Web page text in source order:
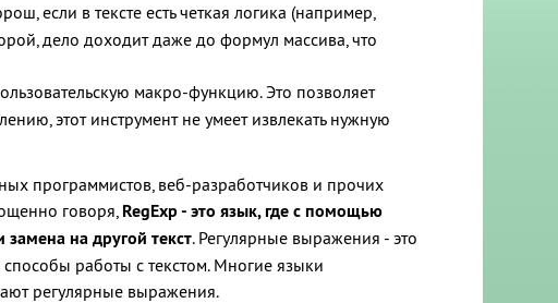
если в тексте есть четкая логика (например,
дело доходит даже до формул массива, что
макро-функцию. Это позволяет
этот инструмент не умеет извлекать нужную
программистов, веб-разработчиков и прочих
говоря,RegExp - это язык, где с помощью
на другой текст. Регулярные выражения - это
работы с текстом. Многие языки
регулярные выражения.